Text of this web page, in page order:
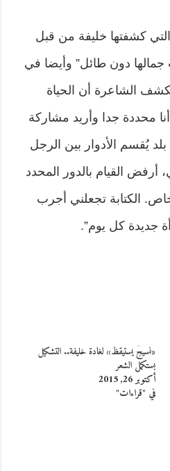
التي كشفتها خليفة من قبل
جمالها دون طائل” وأيضا في
الشاعرة أن الحياة
أنا محددة جدا وأريد مشاركة
يُقسم الأدوار بين الرجل
أرفض القيام بالدور المحدد
الكتابة تجعلني أجرب
جديدة كل يوم”.
«نسيجٌ يستيقظ» لغادة خليفة.. التشكيل
يستكمل الشعر
أكتوبر 26, 2015
في "قراءات"